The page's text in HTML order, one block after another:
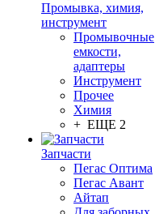
Промывка, химия,
инструмент
Промывочные
емкости,
адаптеры
Инструмент
Прочее
Химия
+ ЕЩЕ 2
Запчасти
Пегас Оптима
Пегас Авант
Айтап